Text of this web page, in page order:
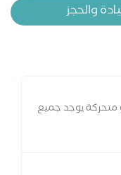
والحجز
متحركة يوجد جميع